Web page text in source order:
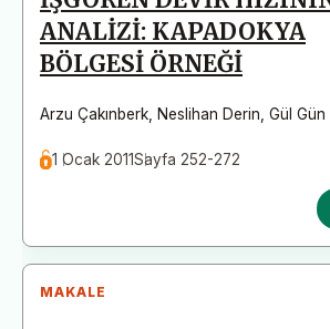
ANALİZİ: KAPADOKYA
BÖLGESİ ÖRNEĞİ
Arzu Çakınberk Neslihan Derin Gül Gün
1 Ocak 2011Sayfa 252-272
MAKALE